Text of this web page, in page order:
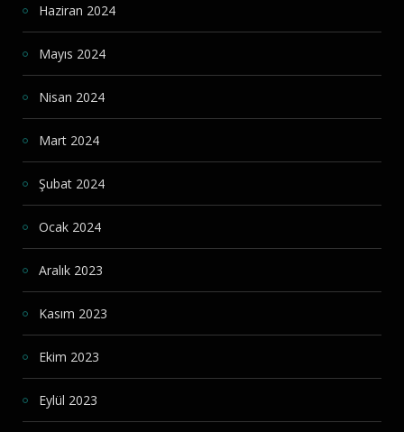
Haziran 2024
Mayıs 2024
Nisan 2024
Mart 2024
Şubat 2024
Ocak 2024
Aralık 2023
Kasım 2023
Ekim 2023
Eylül 2023